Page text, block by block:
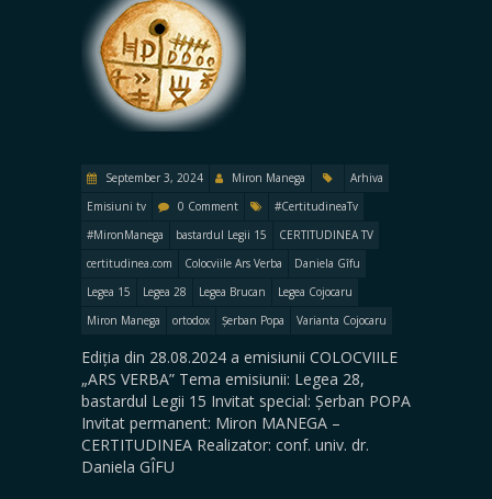
September 3, 2024 Miron Manega
Arhiva
Emisiuni tv
0 Comment
#CertitudineaTv
#MironManega
bastardul Legii 15
CERTITUDINEA TV
certitudinea.com
Colocviile Ars Verba
Daniela Gîfu
Legea 15
Legea 28 Legea Brucan
Legea Cojocaru
Miron Manega
ortodox Șerban Popa Varianta Cojocaru
Ediția din 28.08.2024 a emisiunii COLOCVIILE
„ARS VERBA” Tema emisiunii: Legea 28,
bastardul Legii 15 Invitat special: Șerban POPA
Invitat permanent: Miron MANEGA –
CERTITUDINEA Realizator: conf. univ. dr.
Daniela GÎFU